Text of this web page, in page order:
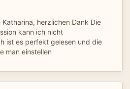
herzlichen Dank Die
kann ich nicht
ist es perfekt gelesen und die
man einstellen